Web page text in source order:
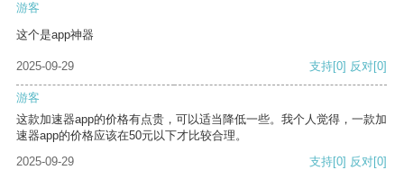
游客
这个是app神器
2025-09-29 支持[0] 反对[0]
游客
这款加速器app的价格有点贵，可以适当降低一些。我个人觉得，一款加
速器app的价格应该在50元以下才比较合理。
2025-09-29
支持[0] 反对[0]